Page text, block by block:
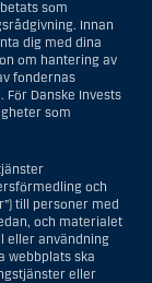
som
Innan
dig med dina
om hantering av
fondernas
Danske Invests
som
och
till personer med
och materialet
eller användning
webbplats ska
eller